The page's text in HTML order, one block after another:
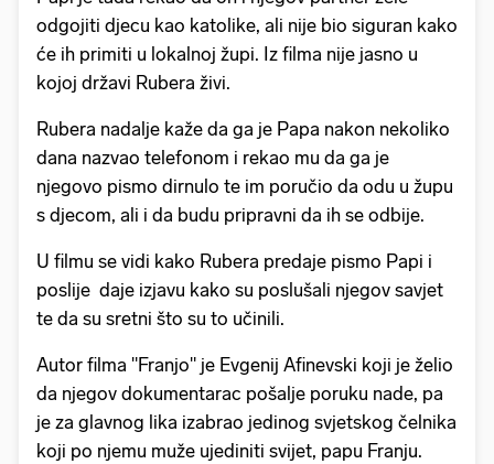
odgojiti djecu kao katolike, ali nije bio siguran kako
će ih primiti u lokalnoj župi. Iz filma nije jasno u
kojoj državi Rubera živi.
Rubera nadalje kaže da ga je Papa nakon nekoliko
dana nazvao telefonom i rekao mu da ga je
njegovo pismo dirnulo te im poručio da odu u župu
s djecom, ali i da budu pripravni da ih se odbije.
U filmu se vidi kako Rubera predaje pismo Papi i
poslije daje izjavu kako su poslušali njegov savjet
te da su sretni što su to učinili.
Autor filma "Franjo" je Evgenij Afinevski koji je želio
da njegov dokumentarac pošalje poruku nade, pa
je za glavnog lika izabrao jedinog svjetskog čelnika
koji po njemu muže ujediniti svijet, papu Franju.